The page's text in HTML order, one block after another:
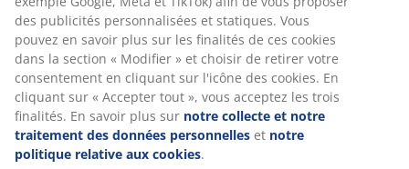
Spécifications
Avis
des publicités personnalisées et statiques. Vous
pouvez en savoir plus sur les finalités de ces cookies
dans la section « Modifier » et choisir de retirer votre
consentement en cliquant sur l'icône des cookies. En
cliquant sur « Accepter tout », vous acceptez les trois
finalités. En savoir plus sur notre collecte et notre
traitement des données personnelles et notre
politique relative aux cookies.